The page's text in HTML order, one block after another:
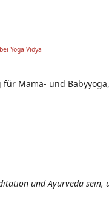
Yoga Vidya
Mama- und Babyyoga,
und Ayurveda sein,